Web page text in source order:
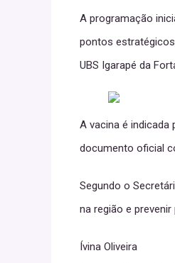
A programação
pontos
UBS Igarapé da
A vacina é indicada
documento oficial
Segundo o
na região e
Ívina Oliveira